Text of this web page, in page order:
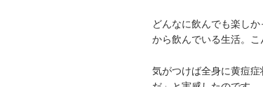
どんなに飲んでも楽し
から飲んでいる生活。こ
気がつけば全身に黄痘